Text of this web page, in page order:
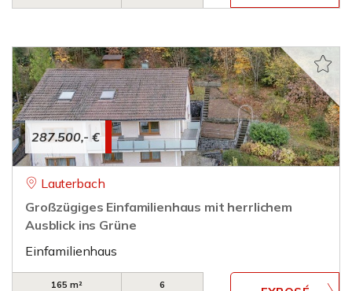
287.500,- €
Lauterbach
Großzügiges Einfamilienhaus mit herrlichem
Ausblick ins Grüne
Einfamilienhaus
165 m²
6